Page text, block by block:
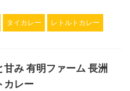
タイカレー レトルトカレー
甘み 有明ファーム 長洲
カレー